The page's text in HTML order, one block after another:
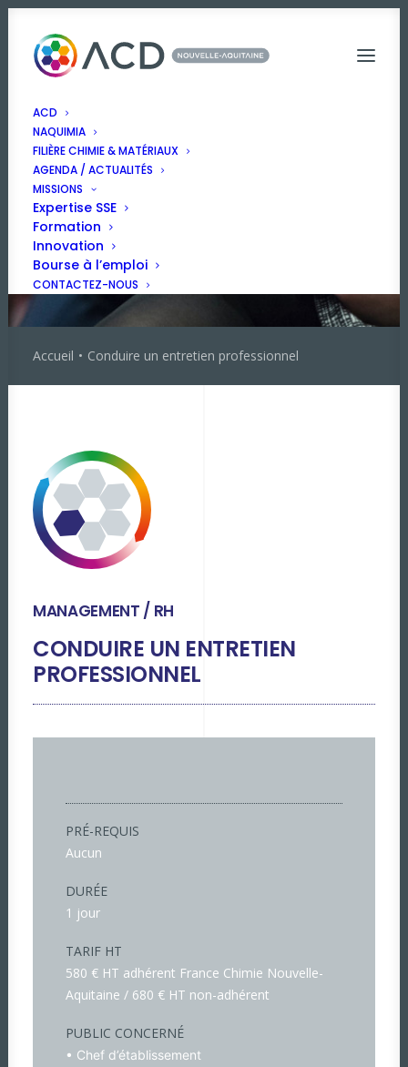
ACD
NAQUIMIA
FILIÈRE CHIMIE & MATÉRIAUX
AGENDA / ACTUALITÉS
MISSIONS
Expertise SSE
Formation
Innovation
Bourse à l’emploi
CONTACTEZ-NOUS
Accueil Conduire un entretien professionnel
MANAGEMENT / RH
CONDUIRE UN ENTRETIEN
PROFESSIONNEL
PRÉ-REQUIS
Aucun
DURÉE
1 jour
TARIF HT
580 € HT adhérent France Chimie Nouvelle-
Aquitaine / 680 € HT non-adhérent
PUBLIC CONCERNÉ
• Chef d’établissement